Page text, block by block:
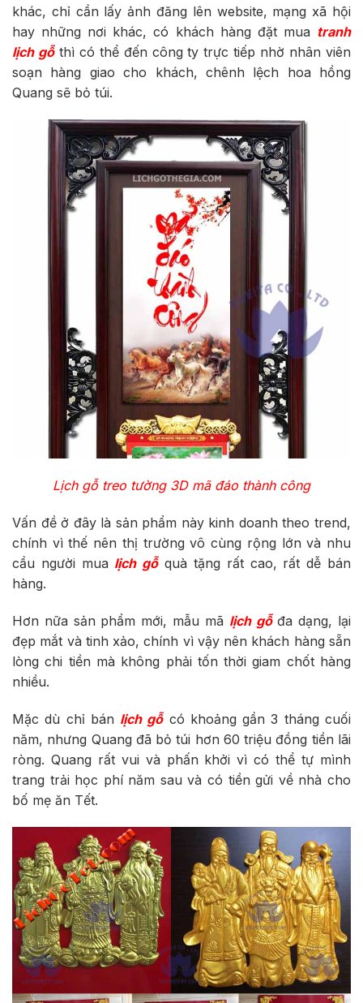
khác, chỉ cần lấy ảnh đăng lên website, mạng xã hội
hay những nơi khác, có khách hàng đặt mua tranh
lịch gỗthì có thể đến công ty trực tiếp nhờ nhân viên
soạn hàng giao cho khách, chênh lệch hoa hồng
Quang sẽ bỏ túi.
Lịch gỗ treo tường 3D mã đáo thành công
Vấn đề ở đây là sản phẩm này kinh doanh theo trend,
chính vì thế nên thị trường vô cùng rộng lớn và nhu
cầu người mua lịch gỗquà tặng rất cao, rất dễ bán
hàng.
Hơn nữa sản phẩm mới, mẫu mã lịch gỗđa dạng, lại
đẹp mắt và tinh xảo, chính vì vậy nên khách hàng sẵn
lòng chi tiền mà không phải tốn thời giam chốt hàng
nhiều.
Mặc dù chỉ bán lịch gỗcó khoảng gần 3 tháng cuối
năm, nhưng Quang đã bỏ túi hơn 60 triệu đồng tiền lãi
ròng. Quang rất vui và phấn khởi vì có thể tự mình
trang trải học phí năm sau và có tiền gửi về nhà cho
bố mẹ ăn Tết.